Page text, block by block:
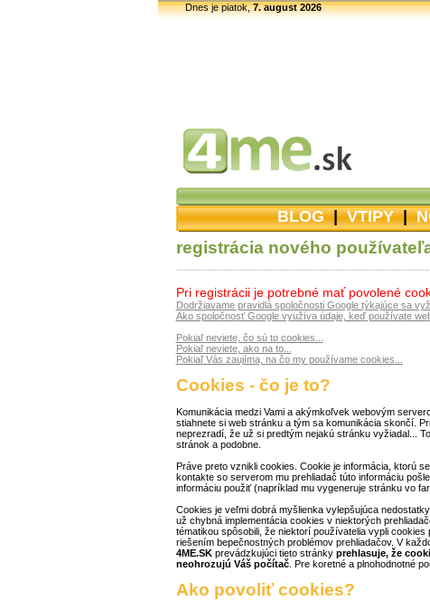
Dnes je piatok,7. august 2026
BLOG|VTIPY|
registrácia nového
Pri registrácii je potrebné mať povolené
Dodržiavame pravidlá spoločnosti Google týkajúce sa
Ako spoločnosť Google využíva údaje, keď používate
Pokiaľ neviete, čo sú to cookies...
Pokiaľ neviete, ako na to...
Pokiaľ Vás zaujíma, na čo my používame cookies...
Cookies - čo je to?
Komunikácia medzi Vami a akýmkoľvek webovým
stiahnete si web stránku a tým sa komunikácia skončí.
neprezradí, že už si predtým nejakú stránku vyžiadal...
stránok a podobne.
Práve preto vznikli cookies. Cookie je informácia, ktorú
kontakte so serverom mu prehliadač túto informáciu
informáciu použiť (napríklad mu vygeneruje stránku vo
Cookies je veľmi dobrá myšlienka vylepšujúca
už chybná implementácia cookies v niektorých
tématikou spôsobili, že niektorí používatelia vypli
riešením bepečnostných problémov prehliadačov. V
4ME.SKprevádzkujúci tieto stránky prehlasuje, že
neohrozujú Váš počítač. Pre koretné a plnohodnotné
Ako povoliť cookies?